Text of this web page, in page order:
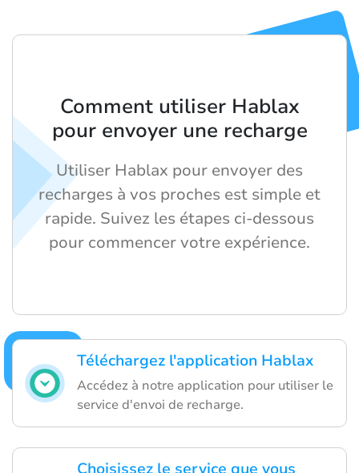
Téléchargez l'application Hablax
Accédez à notre application pour utiliser le
service d'envoi de recharge.
Choisissez le service que vous
Comment utiliser Hablax
pour envoyer une recharge
Utiliser Hablax pour envoyer des
recharges à vos proches est simple et
rapide. Suivez les étapes ci-dessous
pour commencer votre expérience.